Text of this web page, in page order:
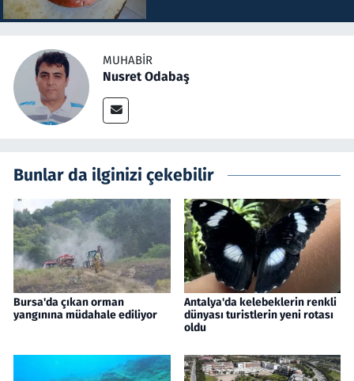
MUHABIR
Nusret Odabaş
Bunlar da ilginizi çekebilir
Bursa'da çıkan orman
yangınına müdahale ediliyor
Antalya'da kelebeklerin renkli
dünyası turistlerin yeni rotası
oldu